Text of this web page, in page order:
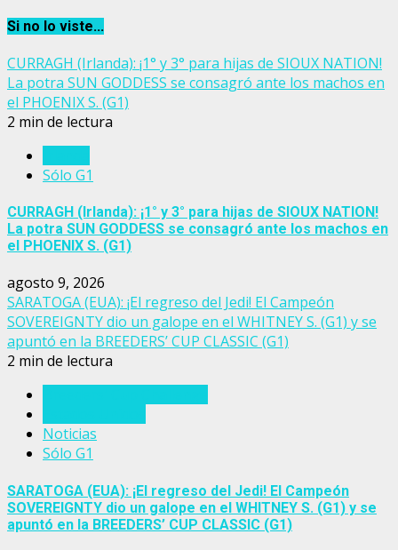
Si no lo viste...
CURRAGH (Irlanda): ¡1° y 3° para hijas de SIOUX NATION!
La potra SUN GODDESS se consagró ante los machos en
el PHOENIX S. (G1)
2 min de lectura
Sólo G1
CURRAGH (Irlanda): ¡1° y 3° para hijas de SIOUX NATION!
La potra SUN GODDESS se consagró ante los machos en
el PHOENIX S. (G1)
agosto 9, 2026
SARATOGA (EUA): ¡El regreso del Jedi! El Campeón
SOVEREIGNTY dio un galope en el WHITNEY S. (G1) y se
apuntó en la BREEDERS’ CUP CLASSIC (G1)
2 min de lectura
Noticias
Sólo G1
SARATOGA (EUA): ¡El regreso del Jedi! El Campeón
SOVEREIGNTY dio un galope en el WHITNEY S. (G1) y se
apuntó en la BREEDERS’ CUP CLASSIC (G1)